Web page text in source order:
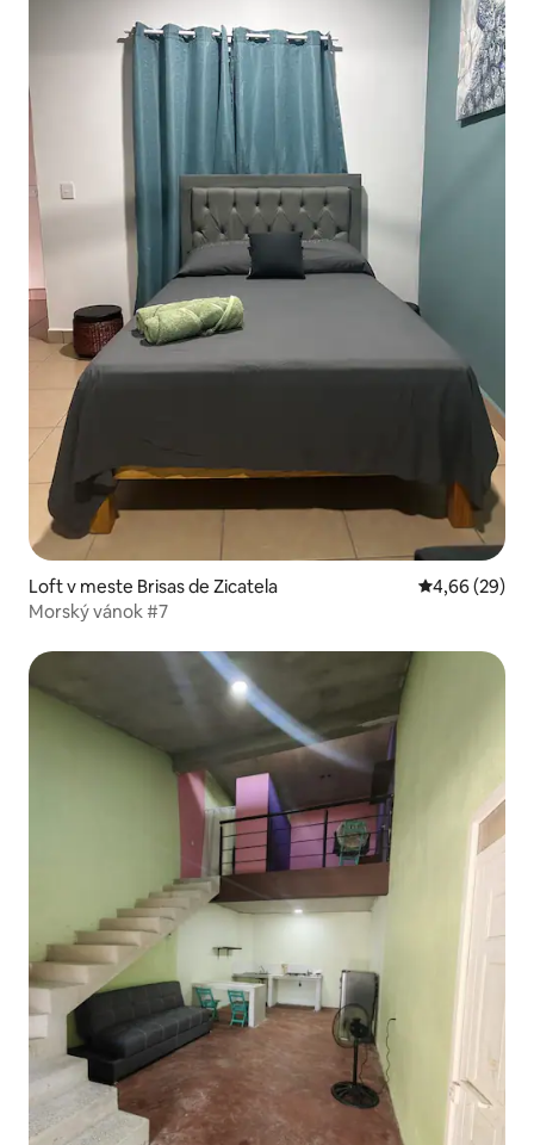
Loft v meste Brisas de Zicatela Priemerné
4,66 (29)
Morský vánok #7